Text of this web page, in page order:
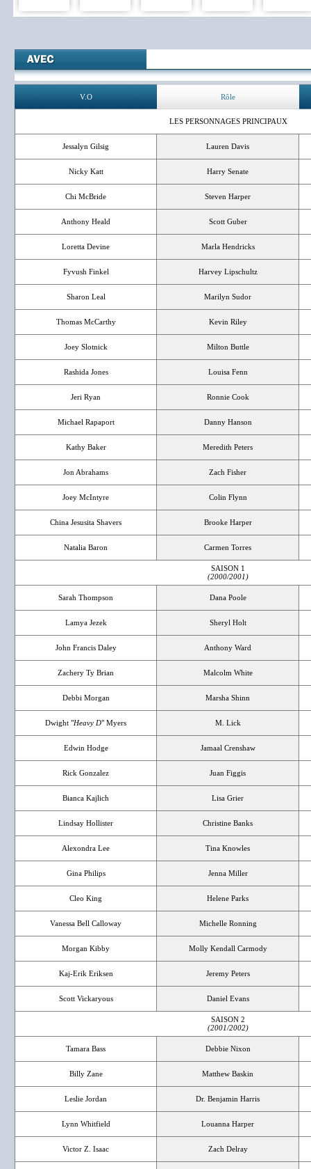
V.O Rôle
LES PERSONNAGES PRINCIPAUX
Jessalyn Gilsig Lauren Davis
Nicky Katt Harry Senate
Chi McBride Steven Harper
Anthony Heald Scott Guber
Loretta Devine Marla Hendricks
Fyvush Finkel Harvey Lipschultz
Sharon Leal Marilyn Sudor
Thomas McCarthy Kevin Riley
Joey Slotnick Milton Buttle
Rashida Jones Louisa Fenn
Jeri Ryan Ronnie Cook
Michael Rapaport Danny Hanson
Kathy Baker Meredith Peters
Jon Abrahams Zach Fisher
Joey McIntyre Colin Flynn
China Jesusita Shavers Brooke Harper
Natalia Baron Carmen Torres
SAISON 1
(2000/2001)
Sarah Thompson Dana Poole
Lamya Jezek Sheryl Holt
John Francis Daley Anthony Ward
Zachery Ty Brian Malcolm White
Debbi Morgan Marsha Shinn
Dwight "Heavy D" Myers M. Lick
Edwin Hodge Jamaal Crenshaw
Rick Gonzalez Juan Figgis
Bianca Kajlich Lisa Grier
Lindsay Hollister Christine Banks
Alexondra Lee Tina Knowles
Gina Philips Jenna Miller
Cleo King Helene Parks
Vanessa Bell Calloway Michelle Ronning
Morgan Kibby Molly Kendall Carmody
Kaj-Erik Eriksen Jeremy Peters
Scott Vickaryous Daniel Evans
SAISON 2
(2001/2002)
Tamara Bass Debbie Nixon
Billy Zane Matthew Baskin
Leslie Jordan Dr. Benjamin Harris
Lynn Whitfield Louanna Harper
Victor Z. Isaac Zach Delray